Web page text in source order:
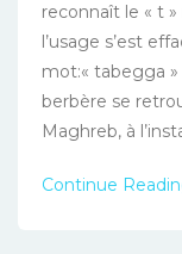
reconnaît le « t
l’usage s’est
mot:« tabegga
berbère se
Maghreb, à
Continue